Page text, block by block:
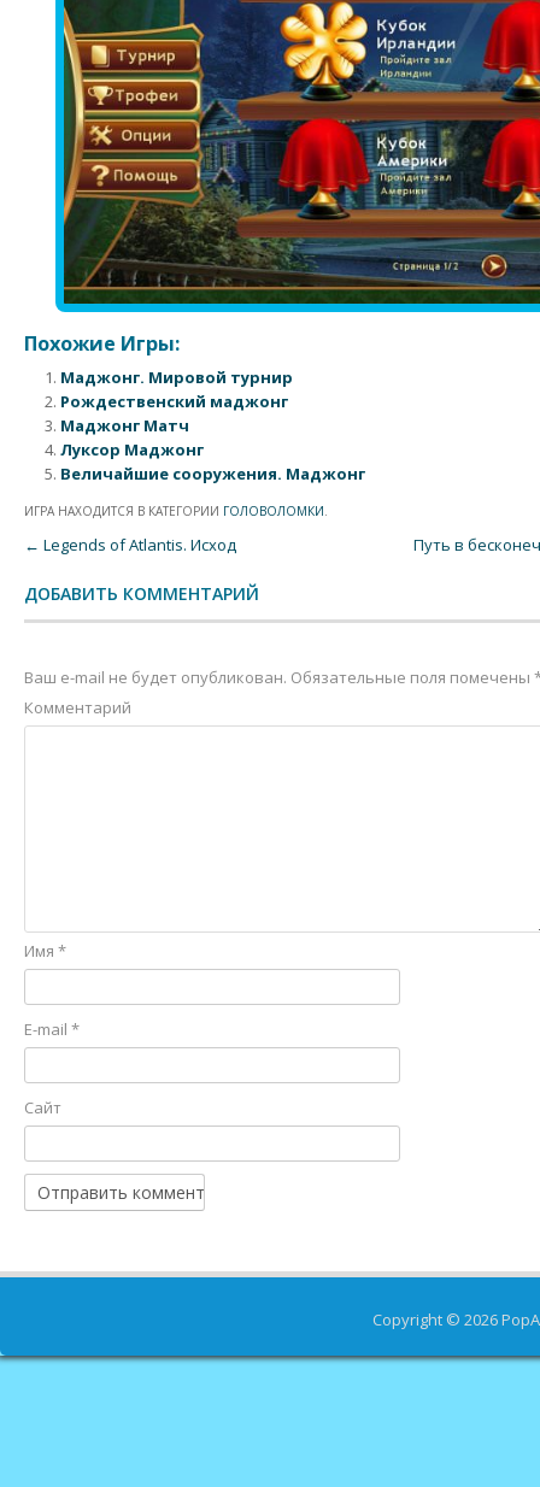
Похожие Игры:
Маджонг. Мировой турнир
Рождественский маджонг
Маджонг Матч
Луксор Маджонг
Величайшие сооружения. Маджонг
ИГРА НАХОДИТСЯ В КАТЕГОРИИ ГОЛОВОЛОМКИ.
Post navigation
← Legends of Atlantis. Исход Путь в
ДОБАВИТЬ КОММЕНТАРИЙ
Ваш e-mail не будет опубликован. Обязательные поля помечены
Комментарий
Имя *
E-mail *
Сайт
Copyright © 2026